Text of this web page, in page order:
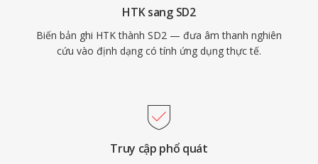
HTK sang SD2
Biến bản ghi HTK thành SD2 — đưa âm thanh nghiên
cứu vào định dạng có tính ứng dụng thực tế.
Truy cập phổ quát